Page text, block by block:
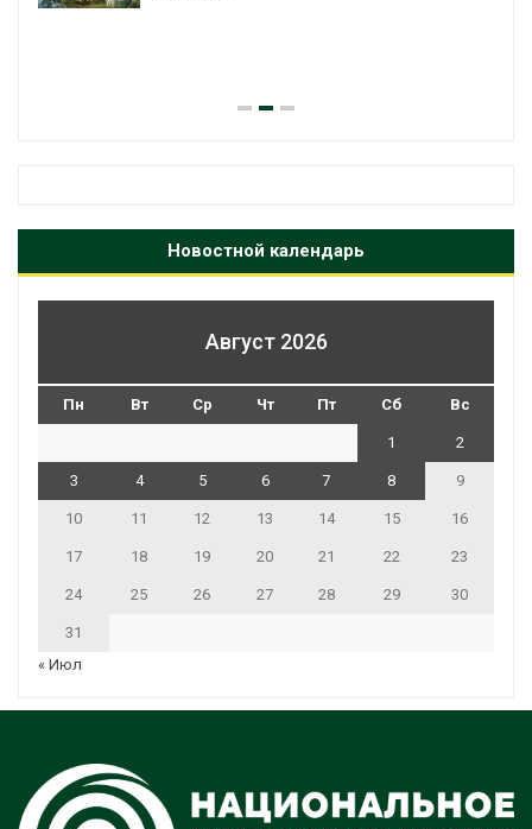
Новостной календарь
Август 2026
Пн Вт Ср Чт Пт Сб Вс
1 2
3 4 5 6 7 8 9
10 11 12 13 14 15 16
17 18 19 20 21 22 23
24 25 26 27 28 29 30
31
« Июл